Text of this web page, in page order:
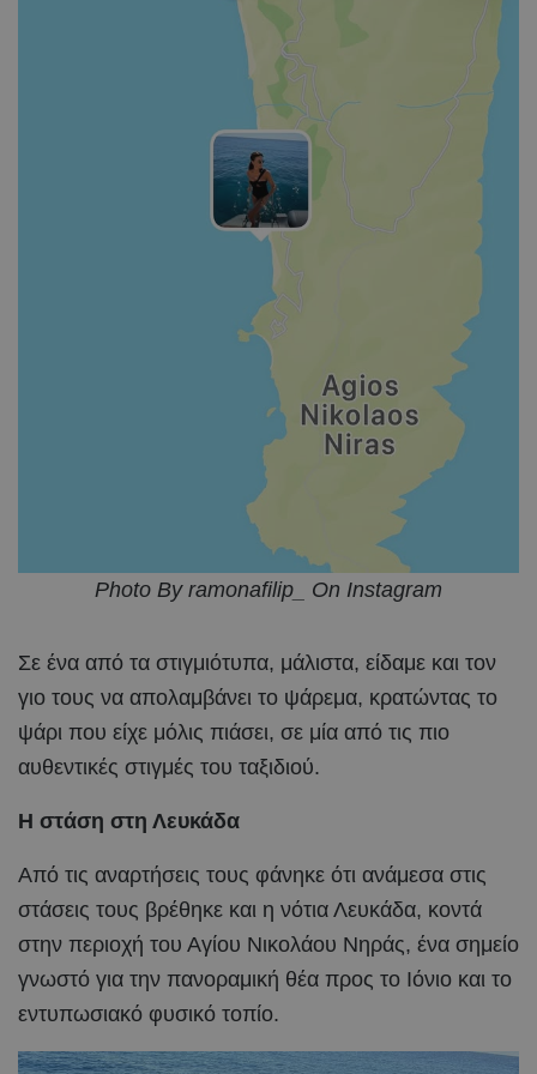
Photo By ramonafilip_ On Instagram
Σε ένα από τα στιγμιότυπα, μάλιστα, είδαμε και τον
γιο τους να απολαμβάνει το ψάρεμα, κρατώντας το
ψάρι που είχε μόλις πιάσει, σε μία από τις πιο
αυθεντικές στιγμές του ταξιδιού.
Η στάση στη Λευκάδα
Από τις αναρτήσεις τους φάνηκε ότι ανάμεσα στις
στάσεις τους βρέθηκε και η νότια Λευκάδα, κοντά
στην περιοχή του Αγίου Νικολάου Νηράς, ένα σημείο
γνωστό για την πανοραμική θέα προς το Ιόνιο και το
εντυπωσιακό φυσικό τοπίο.